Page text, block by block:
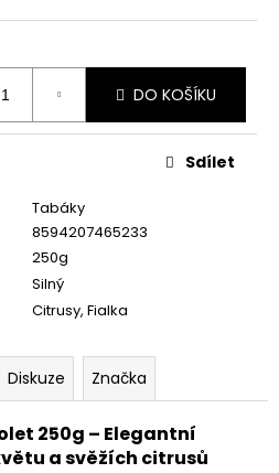
DO KOŠÍKU
Tabáky
8594207465233
250g
Silný
Citrusy, Fialka
Sdílet
Diskuze Značka
250g – Elegantní
a svěžích citrusů